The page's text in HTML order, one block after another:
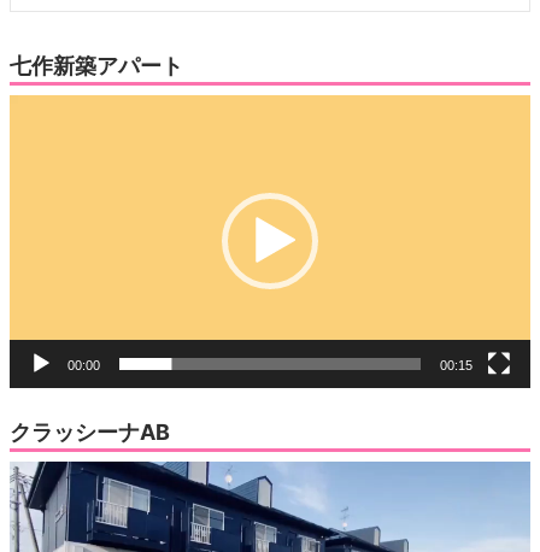
七作新築アパート
00:00 00:15
クラッシーナAB
動
画
プ